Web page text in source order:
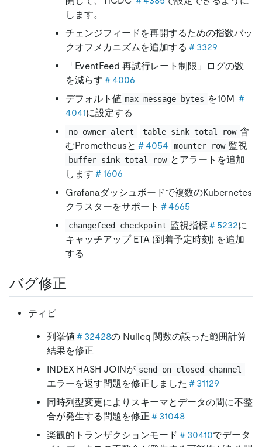
します。
チェンジフィードを再開するための指数バッ
クオフメカニズムを追加する ＃3329
「EventFeed 再試行レート制限」ログの数
を減らす ＃4006
デフォルト値 max-message-bytes を10M ＃
4041に設定する
no owner alert table sink total row 含
むPrometheusと ＃4054 mounter row 監視
buffer sink total row とアラートを追加
します ＃1606
Grafanaダッシュボードで複数のKubernetes
クラスターをサポート ＃4665
changefeed checkpoint 監視指標＃5232に
キャッチアップ ETA (到着予定時刻) を追加
する
バグ修正
ティビ
列挙値 ＃32428の Nulleq 関数の誤った範囲計算
結果を修正
INDEX HASH JOINが send on closed channel
エラーを返す問題を修正しました ＃31129
同時列型変更によりスキーマとデータの間に不整
合が発生する問題を修正 ＃31048
楽観的トランザクションモード ＃30410でデータ